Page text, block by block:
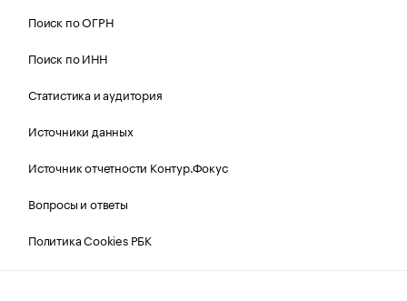
Поиск по ОГРН
Поиск по ИНН
Статистика и аудитория
Источники данных
Источник отчетности Контур.Фокус
Вопросы и ответы
Политика Cookies РБК